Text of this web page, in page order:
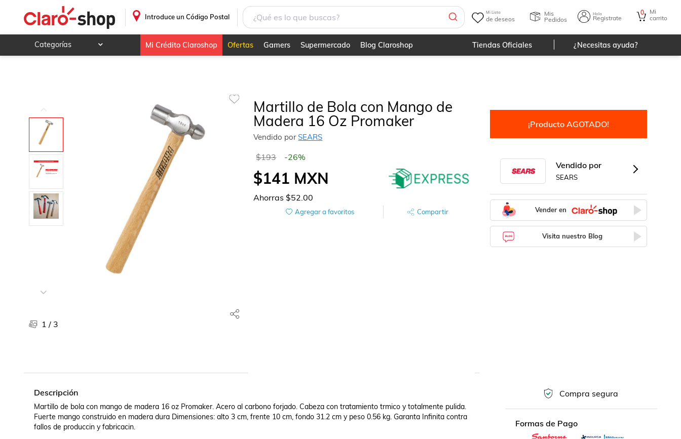
Introduce un Código Postal
Mi Lista
de deseos
Mis
Pedidos
Hola
Registrate
0
Mi
carrito
Categorías
Deportes y ocio
Animales y mascotas
Ferretería y autos
Ropa, calzado y accesorios
Mamá y bebé
Salud, belleza y cuidado personal
Joyería y relojes
Juegos y juguetes
Películas, series de tv y música
Mi Crédito Claroshop Ofertas Gamers Supermercado Blog Claroshop Tiendas Oficiales ¿Necesitas ayuda?
1 / 3
Martillo de Bola con Mango de
Madera 16 Oz Promaker
Vendido porSEARS
$193 -26%
$141 MXN
Ahorras$52.00
Agregar a favoritos Compartir
¡Producto AGOTADO!
Vendido por
SEARS
Vender en
Visita nuestro Blog
Descripción
Martillo de bola con mango de madera 16 oz Promaker. Acero al carbono forjado. Cabeza con tratamiento trmico y totalmente pulida.
Fuerte mango construido en madera dura Dimensiones: alto 3 cm, frente 10 cm, fondo 31.2 cm y peso 0.56 kg. Garanta Infinita contra
fallos de produccin y fabricacin.
Compra segura
Formas de Pago
Martillo de Bola con Mango de Madera 16 Oz Promaker